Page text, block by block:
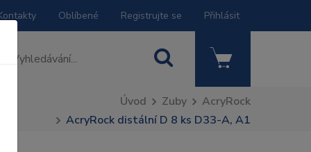
Oblíbené Registrujte se Přihlásit
Úvod Zuby
AcryRock
AcryRock distální D 8 ks D33-A, A1